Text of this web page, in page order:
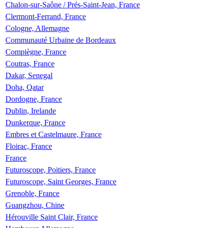
Chalon-sur-Saône / Prés-Saint-Jean, France
Clermont-Ferrand, France
Cologne, Allemagne
Communauté Urbaine de Bordeaux
Compiègne, France
Coutras, France
Dakar, Senegal
Doha, Qatar
Dordogne, France
Dublin, Irelande
Dunkerque, France
Embres et Castelmaure, France
Floirac, France
France
Futuroscope, Poitiers, France
Futuroscope, Saint Georges, France
Grenoble, France
Guangzhou, Chine
Hérouville Saint Clair, France